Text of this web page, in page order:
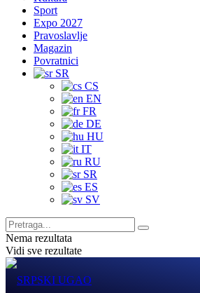
Sport
Expo 2027
Pravoslavlje
Magazin
Povratnici
SR
CS
EN
FR
DE
HU
IT
RU
SR
ES
SV
Nema rezultata
Vidi sve rezultate